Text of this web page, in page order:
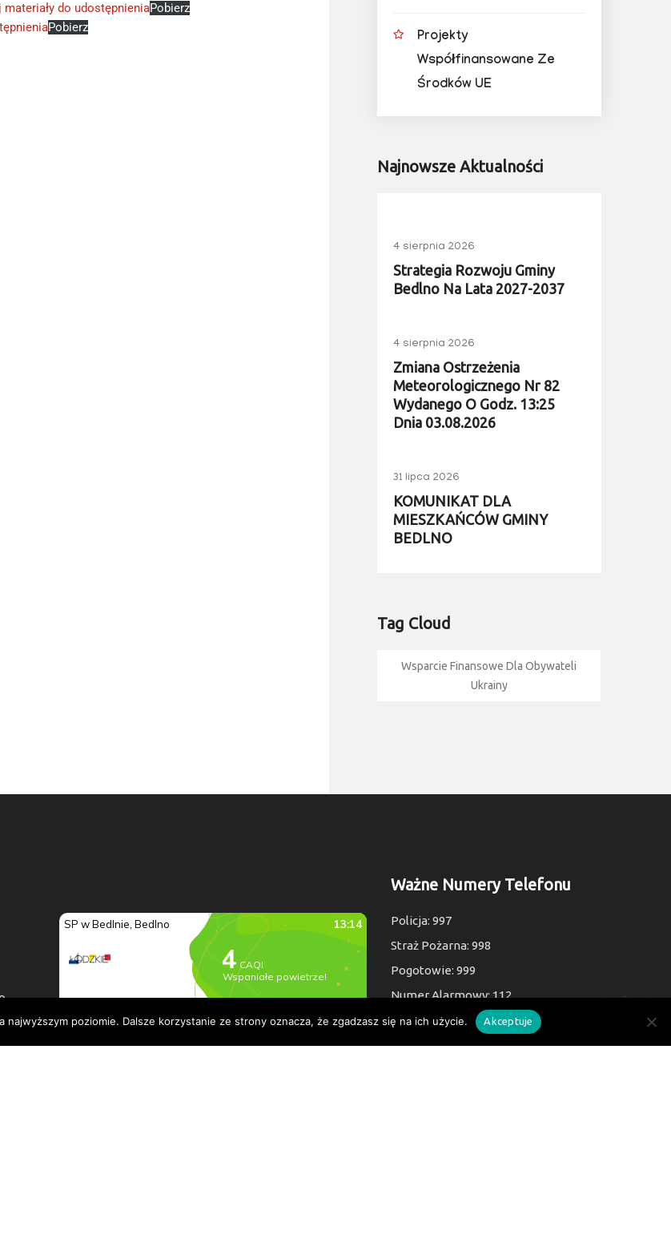
do udostępnieniaPobierz
Pobierz
Projekty
Współfinansowane Ze
Środków UE
Najnowsze Aktualności
4 sierpnia 2026
Strategia Rozwoju Gminy
Bedlno Na Lata 2027-2037
4 sierpnia 2026
Zmiana Ostrzeżenia
Meteorologicznego Nr 82
Wydanego O Godz. 13:25
Dnia 03.08.2026
31 lipca 2026
KOMUNIKAT DLA
MIESZKAŃCÓW GMINY
BEDLNO
Tag Cloud
Wsparcie Finansowe Dla Obywateli
Ukrainy
Ważne Numery Telefonu
Policja: 997
Straż Pożarna: 998
Pogotowie: 999
Numer Alarmowy: 112
najwyższym poziomie. Dalsze korzystanie ze strony oznacza, że zgadzasz się na ich użycie. Akceptuje